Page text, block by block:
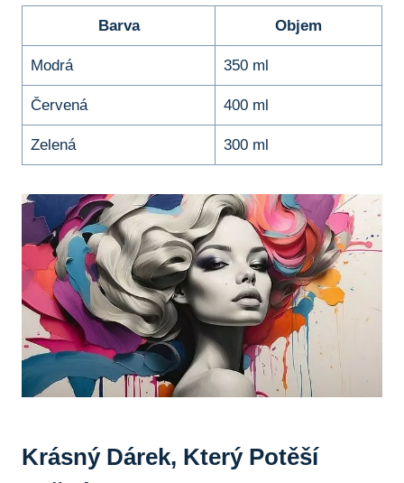
Barva Objem
Modrá 350 ml
Červená 400 ml
Zelená 300 ml
Krásný Dárek, ‍který Potěší